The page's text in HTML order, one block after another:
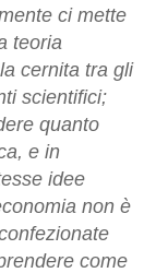
ci mette
teoria
cernita tra gli
scientifici;
quanto
e in
idee
non è
come